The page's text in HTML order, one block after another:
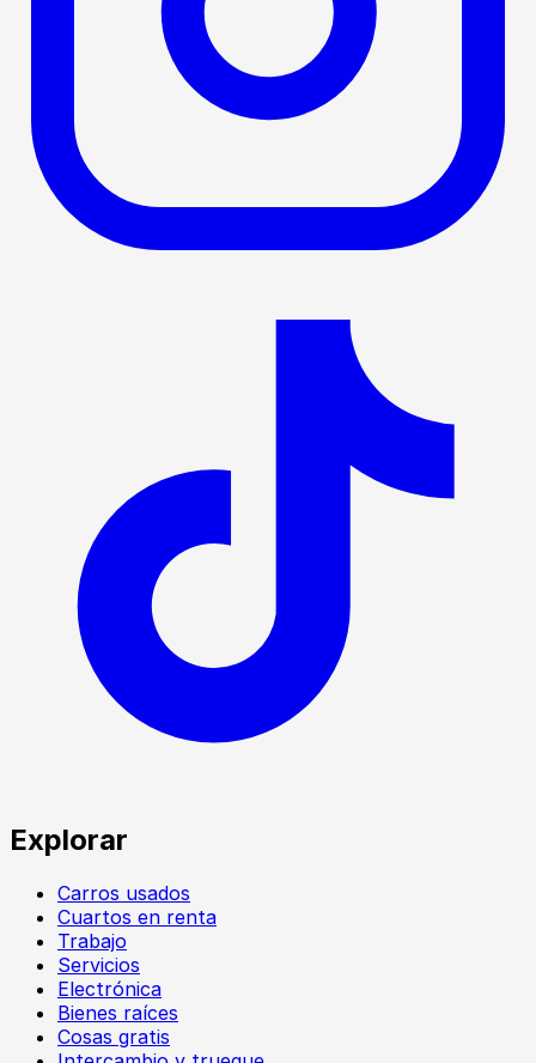
Explorar
Carros usados
Cuartos en renta
Trabajo
Servicios
Electrónica
Bienes raíces
Cosas gratis